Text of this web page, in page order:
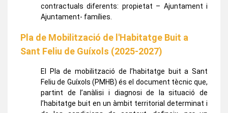
contractuals diferents: propietat – Ajuntament i
Ajuntament- famílies.
Pla de Mobilització de l'Habitatge Buit a
Sant Feliu de Guíxols (2025-2027)
El Pla de mobilització de l’habitatge buit a Sant
Feliu de Guíxols (PMHB) és el document tècnic que,
partint de l’anàlisi i diagnosi de la situació de
l’habitatge buit en un àmbit territorial determinat i